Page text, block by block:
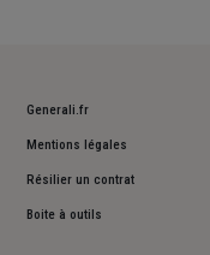
Generali.fr
Mentions légales
Résilier un contrat
Boite à outils